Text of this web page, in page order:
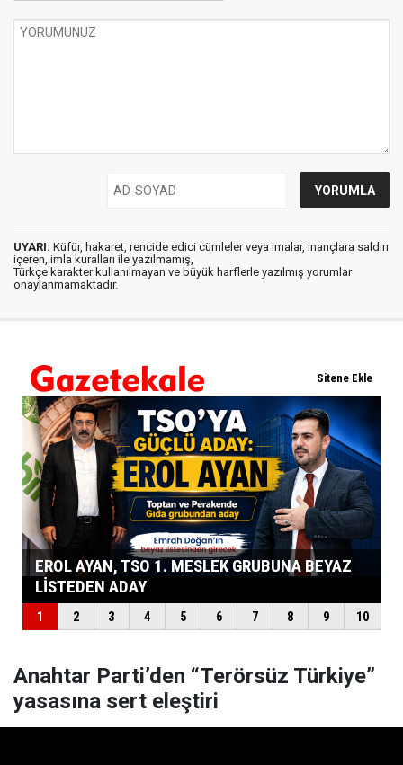
UYARI: Küfür, hakaret, rencide edici cümleler veya imalar, inançlara saldırı
içeren, imla kuralları ile yazılmamış,
Türkçe karakter kullanılmayan ve büyük harflerle yazılmış yorumlar
onaylanmamaktadır.
Anahtar Parti’den “Terörsüz Türkiye”
yasasına sert eleştiri